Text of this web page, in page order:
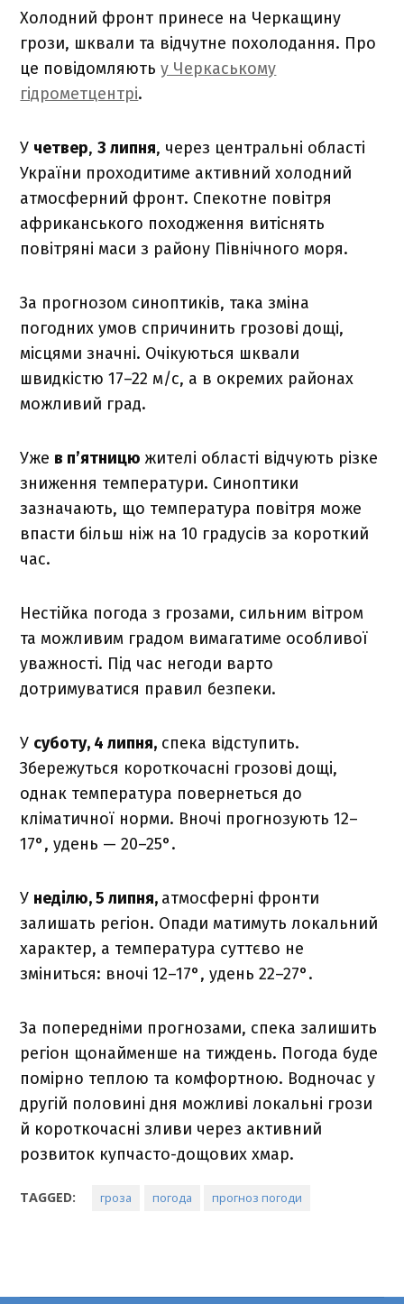
Холодний фронт принесе на Черкащину
грози, шквали та відчутне похолодання. Про
це повідомляютьу Черкаському
гідрометцентрі.
У четвер,3 липня, через центральні області
України проходитиме активний холодний
атмосферний фронт. Спекотне повітря
африканського походження витіснять
повітряні маси з району Північного моря.
За прогнозом синоптиків, така зміна
погодних умов спричинить грозові дощі,
місцями значні. Очікуються шквали
швидкістю 17–22 м/с, а в окремих районах
можливий град.
Уже в п’ятницюжителі області відчують різке
зниження температури. Синоптики
зазначають, що температура повітря може
впасти більш ніж на 10 градусів за короткий
час.
Нестійка погода з грозами, сильним вітром
та можливим градом вимагатиме особливої
уважності. Під час негоди варто
дотримуватися правил безпеки.
У суботу, 4 липня, спека відступить.
Збережуться короткочасні грозові дощі,
однак температура повернеться до
кліматичної норми. Вночі прогнозують 12–
17°, удень — 20–25°.
У неділю, 5 липня, атмосферні фронти
залишать регіон. Опади матимуть локальний
характер, а температура суттєво не
зміниться: вночі 12–17°, удень 22–27°.
За попередніми прогнозами, спека залишить
регіон щонайменше на тиждень. Погода буде
помірно теплою та комфортною. Водночас у
другій половині дня можливі локальні грози
й короткочасні зливи через активний
розвиток купчасто-дощових хмар.
TAGGED: гроза погода прогноз погоди